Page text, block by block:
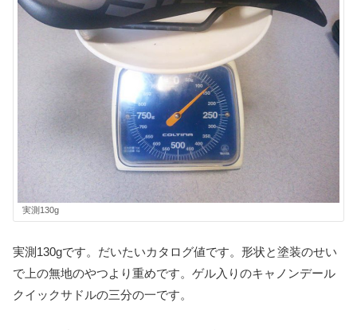
実測130g
実測130gです。だいたいカタログ値です。形状と塗装のせい
で上の無地のやつより重めです。ゲル入りのキャノンデール
クイックサドルの三分の一です。